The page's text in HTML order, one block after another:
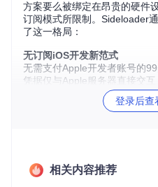
方案要么被绑定在昂贵的硬件
订阅模式所限制。Sideloader
了这一格局：
无订阅iOS开发新范式
无需支付Apple开发者账号的
凭据仅与Apple服务器直接交互
这意味着独立开发者和教育机
心的研发工作中，真正实现技
的Linux工作站，还是家庭的
操作流程完成iOS应用部署，
登录后查
相关内容推荐